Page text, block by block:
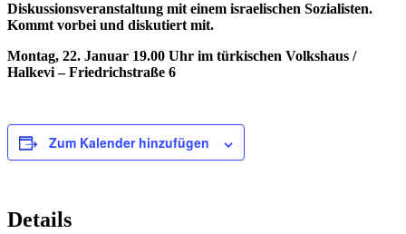
Diskussionsveranstaltung mit einem israelischen Sozialisten.
Kommt vorbei und diskutiert mit.
Montag, 22. Januar 19.00 Uhr im türkischen Volkshaus /
Halkevi – Friedrichstraße 6
Zum Kalender hinzufügen
Details